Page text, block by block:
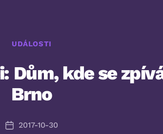
Rubriky
UDÁLOSTI
kde se zpívá
Brno
Datum
2017-10-30